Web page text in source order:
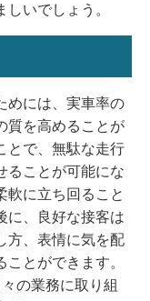
いでしょう。
めには、実車率の
質を高めることが
とで、無駄な走行
ることが可能にな
軟に立ち回ること
に、良好な接客は
方、表情に気を配
とができます。
の業務に取り組